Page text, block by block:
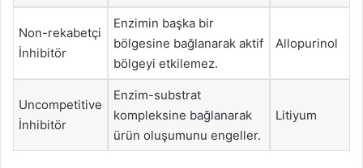
Non-rekabetçi
İnhibitör
Enzimin başka bir
bölgesine bağlanarak aktif
bölgeyi etkilemez.
Allopurinol
Uncompetitive
İnhibitör
Enzim-substrat
kompleksine bağlanarak
ürün oluşumunu engeller.
Litiyum